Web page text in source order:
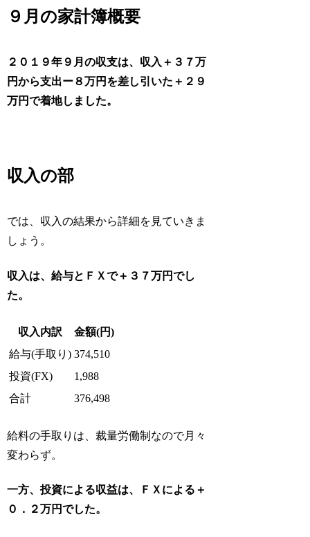
９月の家計簿概要
２０１９年９月の収支は、収入＋３７万
円から支出ー８万円を差し引いた＋２９
万円で着地しました。
収入の部
では、収入の結果から詳細を見ていきま
しょう。
収入は、給与とＦＸで＋３７万円でし
た。
収入内訳
金額(円)
給与(手取り) 374,510
投資(FX)
1,988
合計
376,498
給料の手取りは、裁量労働制なので月々
変わらず。
一方、投資による収益は、ＦＸによる＋
０．２万円でした。